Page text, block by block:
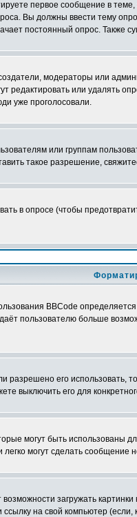
первое сообщение в
Вы должны ввести тему
постоянный опрос. Также
модераторы или
редактировать или удалять
уже проголосовали.
или группам
такое разрешение,
в опросе (чтобы
BBCode
пользователю больше
его использовать,
выключить его для
могут быть использованы
легко могут сделать
загружать
на свой компьютер